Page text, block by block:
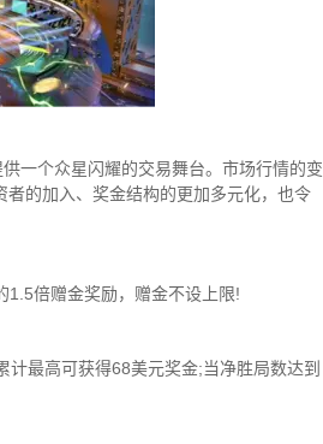
一个众星闪耀的交易舞台。市场行情的变
的加入、奖金结构的更加多元化，也令
1.5倍赠金奖励，赠金不设上限!
最高可获得68美元奖金;当净胜局数达到